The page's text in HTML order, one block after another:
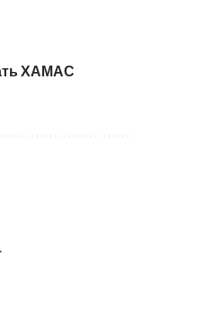
ХАМАС